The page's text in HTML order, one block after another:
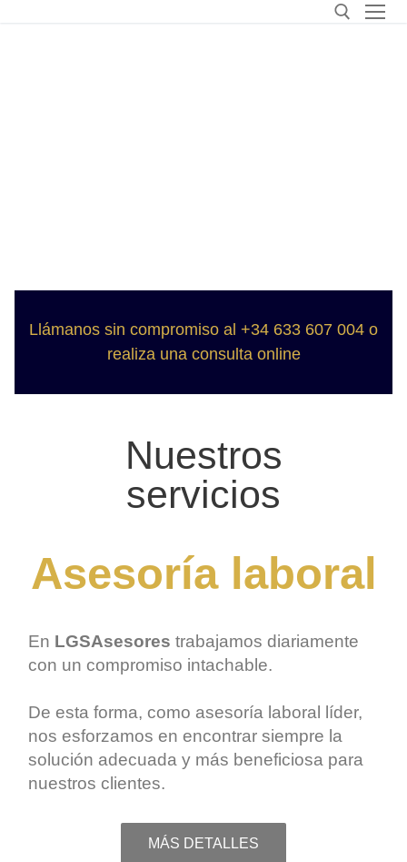
Llámanos sin compromiso al +34 633 607 004 o
realiza una consulta online
Nuestros
servicios
Asesoría laboral
En LGSAsesores trabajamos diariamente
con un compromiso intachable.
De esta forma, como asesoría laboral
líder,
nos esforzamos en encontrar siempre la
solución adecuada y más beneficiosa para
nuestros clientes.
MÁS DETALLES